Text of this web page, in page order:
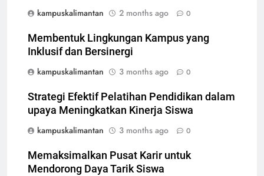
kampuskalimantan
2 months ago 0
Membentuk Lingkungan Kampus yang
Inklusif dan Bersinergi
kampuskalimantan
3 months ago 0
Strategi Efektif Pelatihan Pendidikan dalam
upaya Meningkatkan Kinerja Siswa
kampuskalimantan
3 months ago 0
Memaksimalkan Pusat Karir untuk
Mendorong Daya Tarik Siswa